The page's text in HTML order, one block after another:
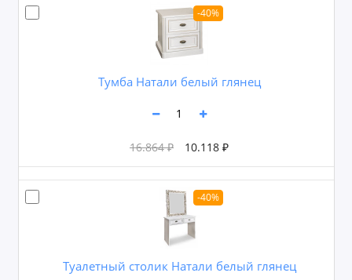
-40%
Тумба Натали белый глянец
16.864 ₽ 10.118 ₽
-40%
Туалетный столик Натали белый глянец